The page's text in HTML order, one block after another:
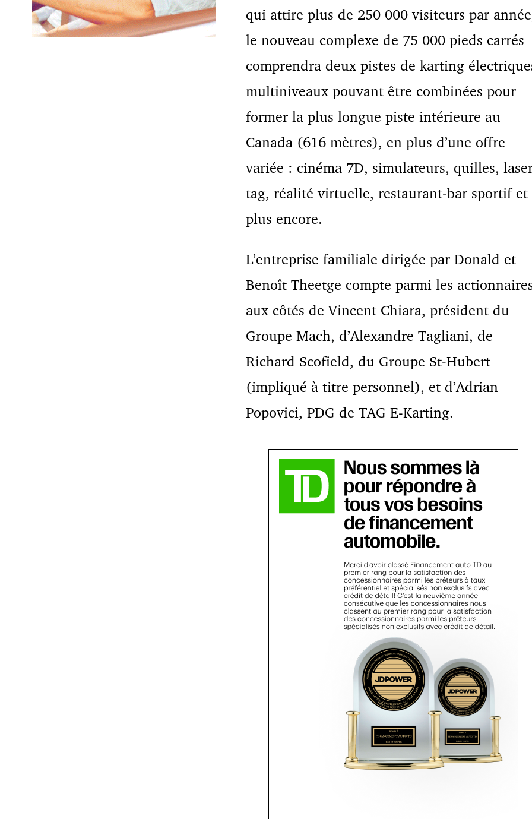
qui attire plus de 250 000 visiteurs par
le nouveau complexe de 75 000 pieds carrés
comprendra deux pistes de karting
multiniveaux pouvant être combinées pour
former la plus longue piste intérieure au
Canada (616 mètres), en plus d’une offre
variée : cinéma 7D, simulateurs, quilles,
tag, réalité virtuelle, restaurant-bar sportif et
plus encore.
L’entreprise familiale dirigée par Donald et
Benoît Theetge compte parmi les
aux côtés de Vincent Chiara, président du
Groupe Mach, d’Alexandre Tagliani, de
Richard Scofield, du Groupe St-Hubert
(impliqué à titre personnel), et d’Adrian
Popovici, PDG de TAG E-Karting.